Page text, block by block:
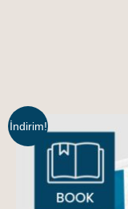
İndirim!